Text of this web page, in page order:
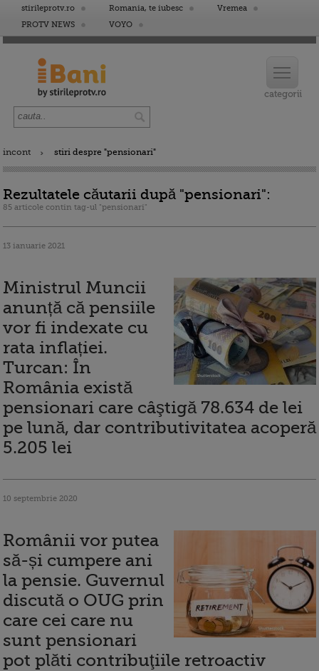
stirileprotv.ro Romania, te iubesc
Vremea
PROTV NEWS
VOYO
incont stiri despre "pensionari"
Rezultatele căutarii după "pensionari":
85 articole contin tag-ul "pensionari"
13 ianuarie 2021
Ministrul Muncii
anunță că pensiile
vor fi indexate cu
rata inflației.
Turcan: În
România există
pensionari care câştigă 78.634 de lei
pe lună, dar contributivitatea acoperă
5.205 lei
10 septembrie 2020
Românii vor putea
să-și cumpere ani
la pensie. Guvernul
discută o OUG prin
care cei care nu
sunt pensionari
pot plăti contribuţiile retroactiv